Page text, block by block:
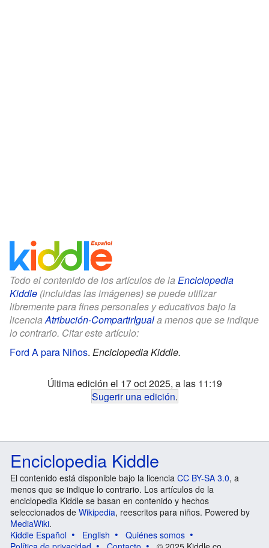
Todo el contenido de los artículos de la Enciclopedia
Kiddle (incluidas las imágenes) se puede utilizar
libremente para fines personales y educativos bajo la
licenciaAtribución-CompartirIguala menos que se indique
lo contrario. Citar este artículo:
Ford A para Niños. Enciclopedia Kiddle.
Última edición el 17 oct 2025, a las 11:19
Sugerir una edición.
Enciclopedia Kiddle
El contenido está disponible bajo la licencia CC BY-SA 3.0, a
menos que se indique lo contrario. Los artículos de la
enciclopedia Kiddle se basan en contenido y hechos
seleccionados de Wikipedia, reescritos para niños. Powered by
MediaWiki.
Kiddle Español
English
Quiénes somos